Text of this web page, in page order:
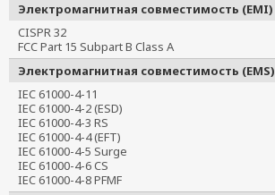
Электромагнитная совместимость (EMI)
CISPR 32
FCC Part 15 Subpart B Class A
Электромагнитная совместимость (EMS)
IEC 61000-4-11
IEC 61000-4-2 (ESD)
IEC 61000-4-3 RS
IEC 61000-4-4 (EFT)
IEC 61000-4-5 Surge
IEC 61000-4-6 CS
IEC 61000-4-8 PFMF